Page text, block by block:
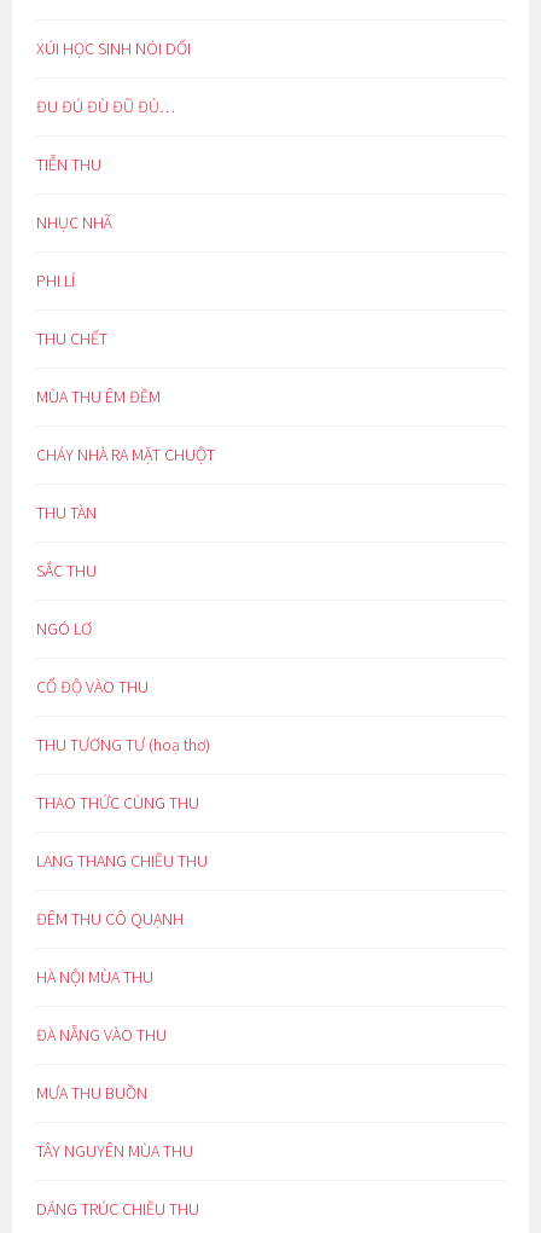
XÚI HỌC SINH NÓI DỐI
ĐU ĐÚ ĐÙ ĐŨ ĐỦ…
TIỄN THU
NHỤC NHÃ
PHI LÍ
THU CHẾT
MÙA THU ÊM ĐỀM
CHÁY NHÀ RA MẶT CHUỘT
THU TÀN
SẮC THU
NGÓ LƠ
CỔ ĐỘ VÀO THU
THU TƯƠNG TƯ (hoạ thơ)
THAO THỨC CÙNG THU
LANG THANG CHIỀU THU
ĐÊM THU CÔ QUẠNH
HÀ NỘI MÙA THU
ĐÀ NẴNG VÀO THU
MƯA THU BUỒN
TÂY NGUYÊN MÙA THU
DÁNG TRÚC CHIỀU THU